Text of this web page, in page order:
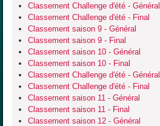
Classement Challenge d'été - Général
Classement Challenge d'été - Final
Classement saison 9 - Général
Classement saison 9 - Final
Classement saison 10 - Général
Classement saison 10 - Final
Classement Challenge d'été - Général
Classement Challenge d'été - Final
Classement saison 11 - Général
Classement saison 11 - Final
Classement saison 12 - Général